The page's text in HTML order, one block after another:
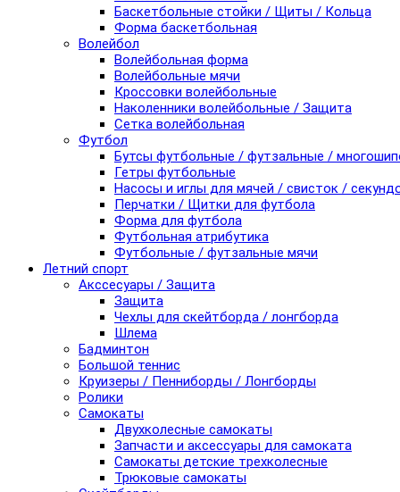
Баскетбольные стойки / Щиты / Кольца
Форма баскетбольная
Волейбол
Волейбольная форма
Волейбольные мячи
Кроссовки волейбольные
Наколенники волейбольные / Защита
Сетка волейбольная
Футбол
Бутсы футбольные / футзальные /
Гетры футбольные
Насосы и иглы для мячей / свисток /
Перчатки / Щитки для футбола
Форма для футбола
Футбольная атрибутика
Футбольные / футзальные мячи
Летний спорт
Акссесуары / Защита
Защита
Чехлы для скейтборда / лонгборда
Шлема
Бадминтон
Большой теннис
Круизеры / Пенниборды / Лонгборды
Ролики
Самокаты
Двухколесные самокаты
Запчасти и аксессуары для самоката
Самокаты детские трехколесные
Трюковые самокаты